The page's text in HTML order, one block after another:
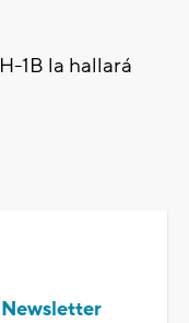
1B la hallará